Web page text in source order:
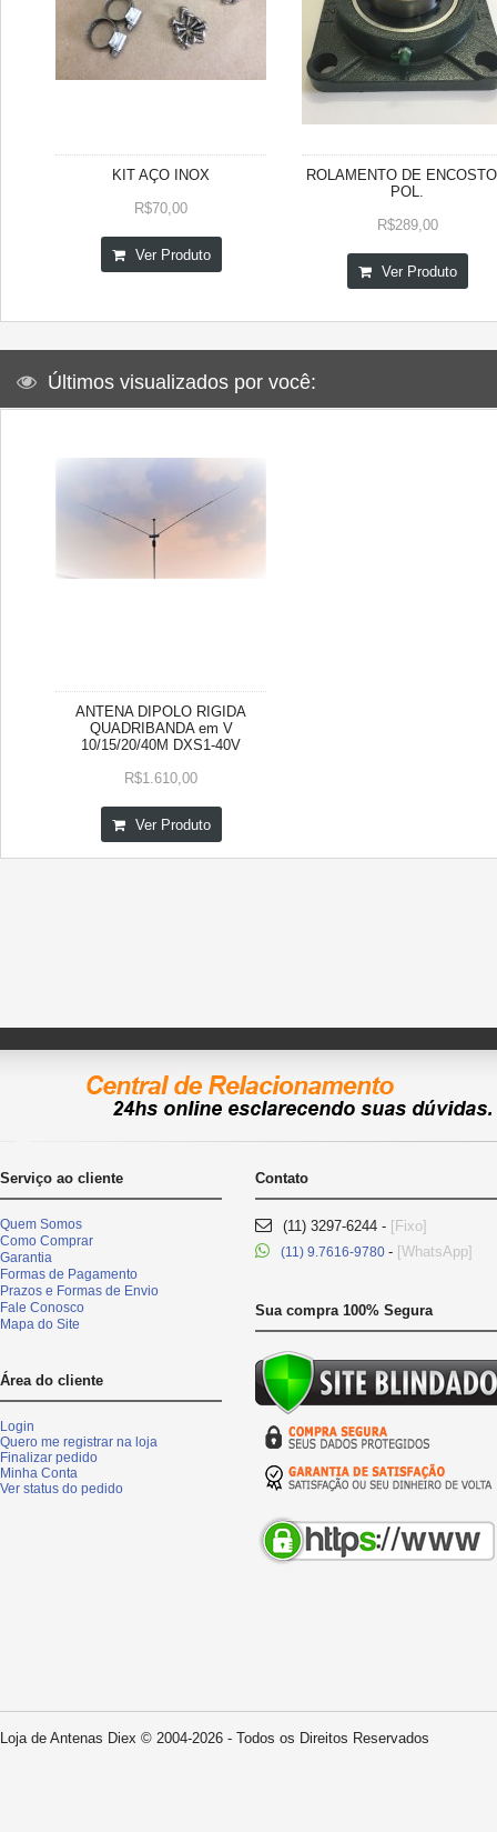
KIT AÇO INOX
R$70,00
Ver Produto
ROLAMENTO DE
POL.
R$289,00
Ver Produto
Últimos visualizados por você:
ANTENA DIPOLO RIGIDA
QUADRIBANDA em V
10/15/20/40M DXS1-40V
R$1.610,00
Ver Produto
Serviço ao cliente
Quem Somos
Como Comprar
Garantia
Formas de Pagamento
Prazos e Formas de Envio
Fale Conosco
Mapa do Site
Área do cliente
Login
Quero me registrar na loja
Finalizar pedido
Minha Conta
Ver status do pedido
Contato
(11) 3297-6244 - [Fixo]
(11) 9.7616-9780 - [WhatsApp]
Sua compra 100% Segura
Loja de Antenas Diex © 2004-2026 - Todos os Direitos Reservados